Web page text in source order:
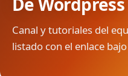
Canal y tutoriales del
listado con el enlace